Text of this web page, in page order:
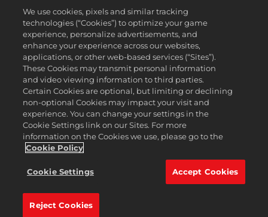
Lakitiedot
Tietosuojakäytäntö
Evästekäytäntö
Tuki
Älkää myykö tai jakako henkilötietojani
Order Lookup & Refunds
2K Ad Partners
©2016-2026 Take-Two Interactive Software Inc. 2K, Firaxis Games,
Civilization, and their respective logos are trademarks of Take-Two
Interactive Software, Inc. All rights reserved.
Kaikki tällä sivustolla mainitut tavaramerkit ovat omistajiensa
Suomi
We use cookies, pixels and similar tracking
technologies (“Cookies”) to optimize your game
experience, personalize advertisements, and
enhance your experience across our websites,
applications, or other web-based services (“Sites”).
These Cookies may transmit personal information
and video viewing information to third parties.
Certain Cookies are optional, but limiting or declining
non-optional Cookies may impact your visit and
experience. You can change your settings in the
Cookie Settings link on our Sites. For more
information on the Cookies we use, please go to the
Cookie Policy
Cookie Settings Accept Cookies
Reject Cookies